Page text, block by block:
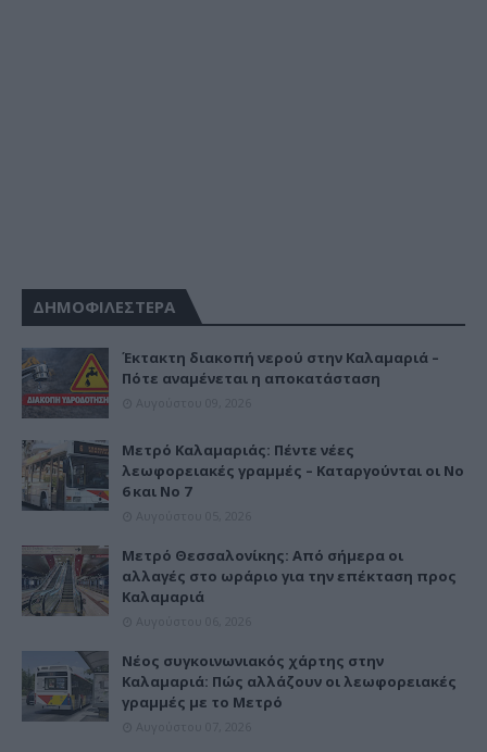
ΔΗΜΟΦΙΛΕΣΤΕΡΑ
Έκτακτη διακοπή νερού στην Καλαμαριά –
Πότε αναμένεται η αποκατάσταση
Μετρό Καλαμαριάς: Πέντε νέες
λεωφορειακές γραμμές – Καταργούνται οι Νο
6 και Νο 7
Μετρό Θεσσαλονίκης: Από σήμερα οι
αλλαγές στο ωράριο για την επέκταση προς
Καλαμαριά
Νέος συγκοινωνιακός χάρτης στην
Καλαμαριά: Πώς αλλάζουν οι λεωφορειακές
γραμμές με το Μετρό